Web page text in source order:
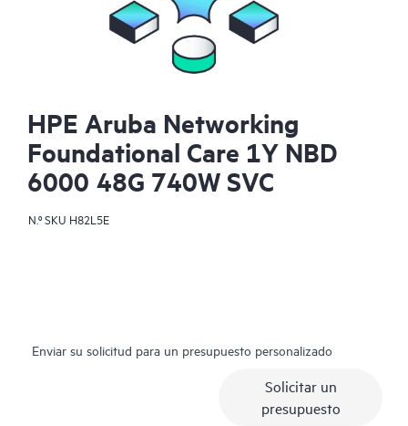
HPE Aruba Networking
Foundational Care 1Y NBD
6000 48G 740W SVC
N.º SKU H82L5E
Enviar su solicitud para un presupuesto personalizado
Solicitar un
presupuesto